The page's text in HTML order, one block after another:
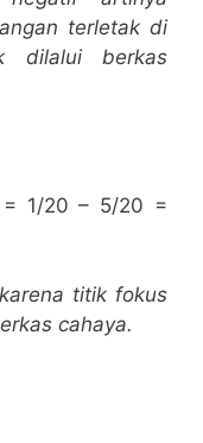
terletak di
dilalui berkas
1/20 – 5/20 =
titik fokus
cahaya.